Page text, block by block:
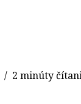
/ 2 minúty